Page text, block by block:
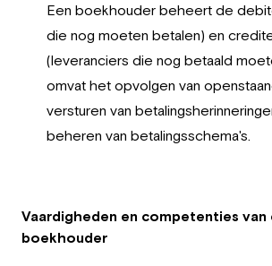
Een boekhouder beheert de
die nog moeten betalen) en
(leveranciers die nog betaald
omvat het opvolgen van
versturen van
beheren van betalingsschema's.
Vaardigheden en competenties van
boekhouder